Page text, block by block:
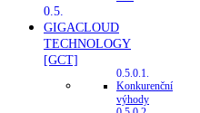
GIGACLOUD
TECHNOLOGY
[GCT]
Konkurenční
výhody